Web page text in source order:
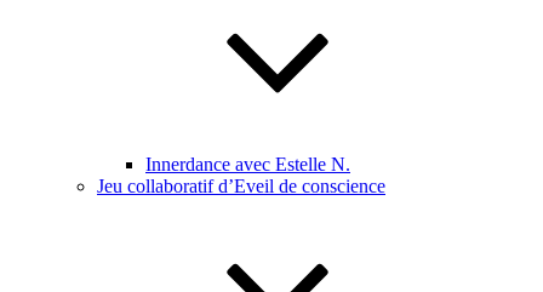
Innerdance avec Estelle N.
Jeu collaboratif d’Eveil de conscience